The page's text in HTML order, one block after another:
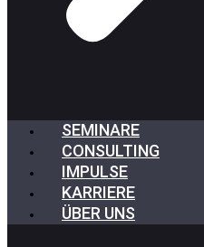
SEMINARE
CONSULTING
IMPULSE
KARRIERE
ÜBER UNS